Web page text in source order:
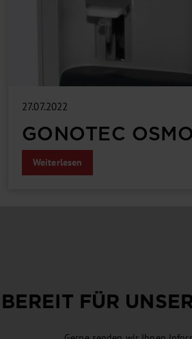
27.07.2022
GONOTEC
Weiterlesen
BEREIT FÜR